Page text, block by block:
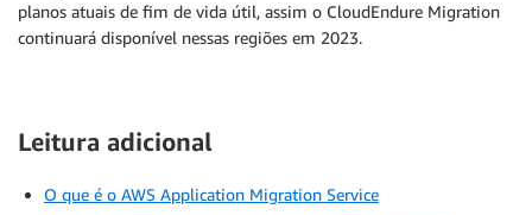
planos atuais de fim de vida útil, assim o CloudEndure Migration
continuará disponível nessas regiões em 2023.
Leitura adicional
O que é o AWS Application Migration Service